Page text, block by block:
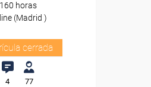
160 horas
(Madrid )
cerrada
4 77